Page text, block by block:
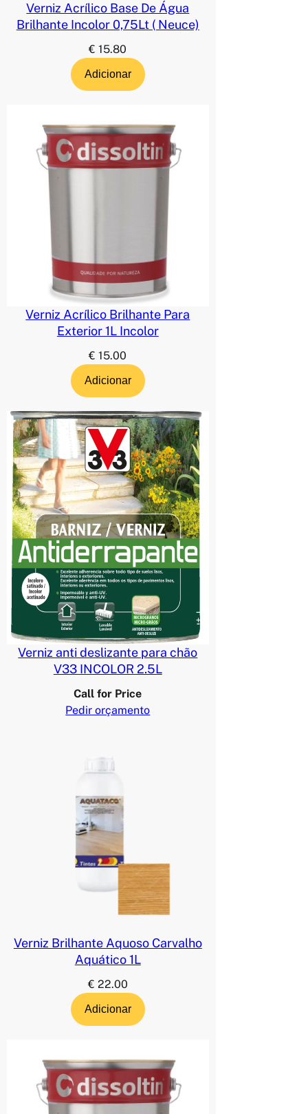
Verniz Acrílico Base De Água
Brilhante Incolor 0,75Lt ( Neuce)
€ 15.80
Adicionar
Verniz Acrílico Brilhante Para
Exterior 1L Incolor
€ 15.00
Adicionar
Verniz anti deslizante para chão
V33 INCOLOR 2.5L
Call for Price
Pedir orçamento
Verniz Brilhante Aquoso Carvalho
Aquático 1L
€ 22.00
Adicionar